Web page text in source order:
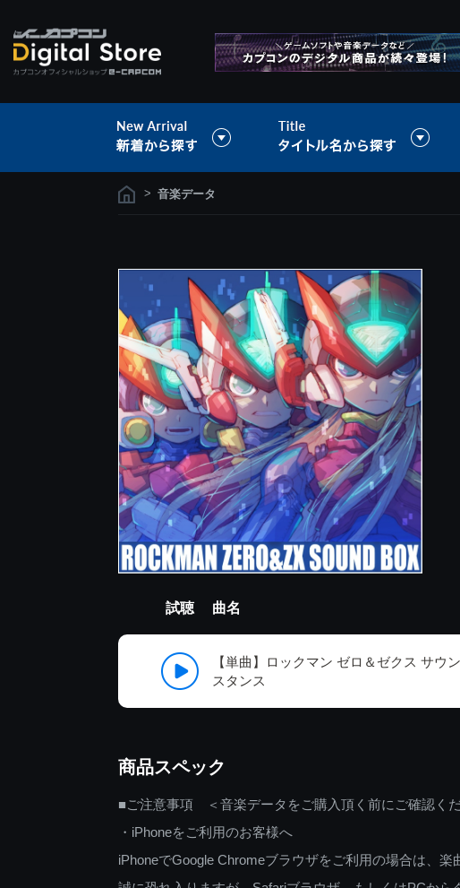
> 音楽データ
試聴 曲名
【単曲】ロックマン ゼロ＆ゼクス サウ
スタンス
商品スペック
■ご注意事項 ＜音楽データをご購入頂く前にご確認く
・iPhoneをご利用のお客様へ
iPhoneでGoogle Chromeブラウザをご利用の場合は、楽